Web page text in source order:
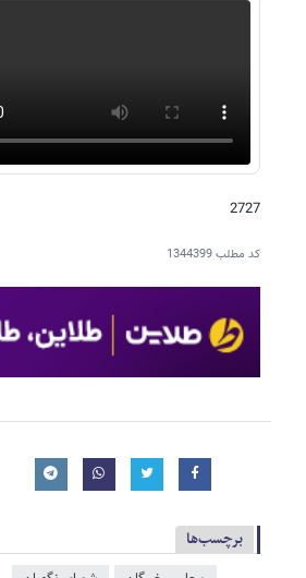
2727
کد مطلب1344399
برچسب‌ها